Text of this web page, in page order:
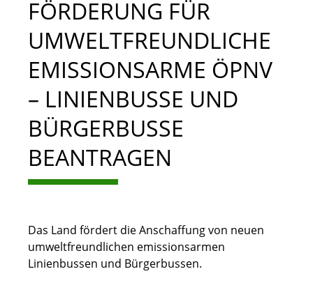
FÖRDERUNG FÜR
UMWELTFREUNDLICHE
EMISSIONSARME ÖPNV
– LINIENBUSSE UND
BÜRGERBUSSE
BEANTRAGEN
Das Land fördert dieAnschaffungvon neuen
umweltfreundlichen emissionsarmen
Linienbussen und Bürgerbussen.